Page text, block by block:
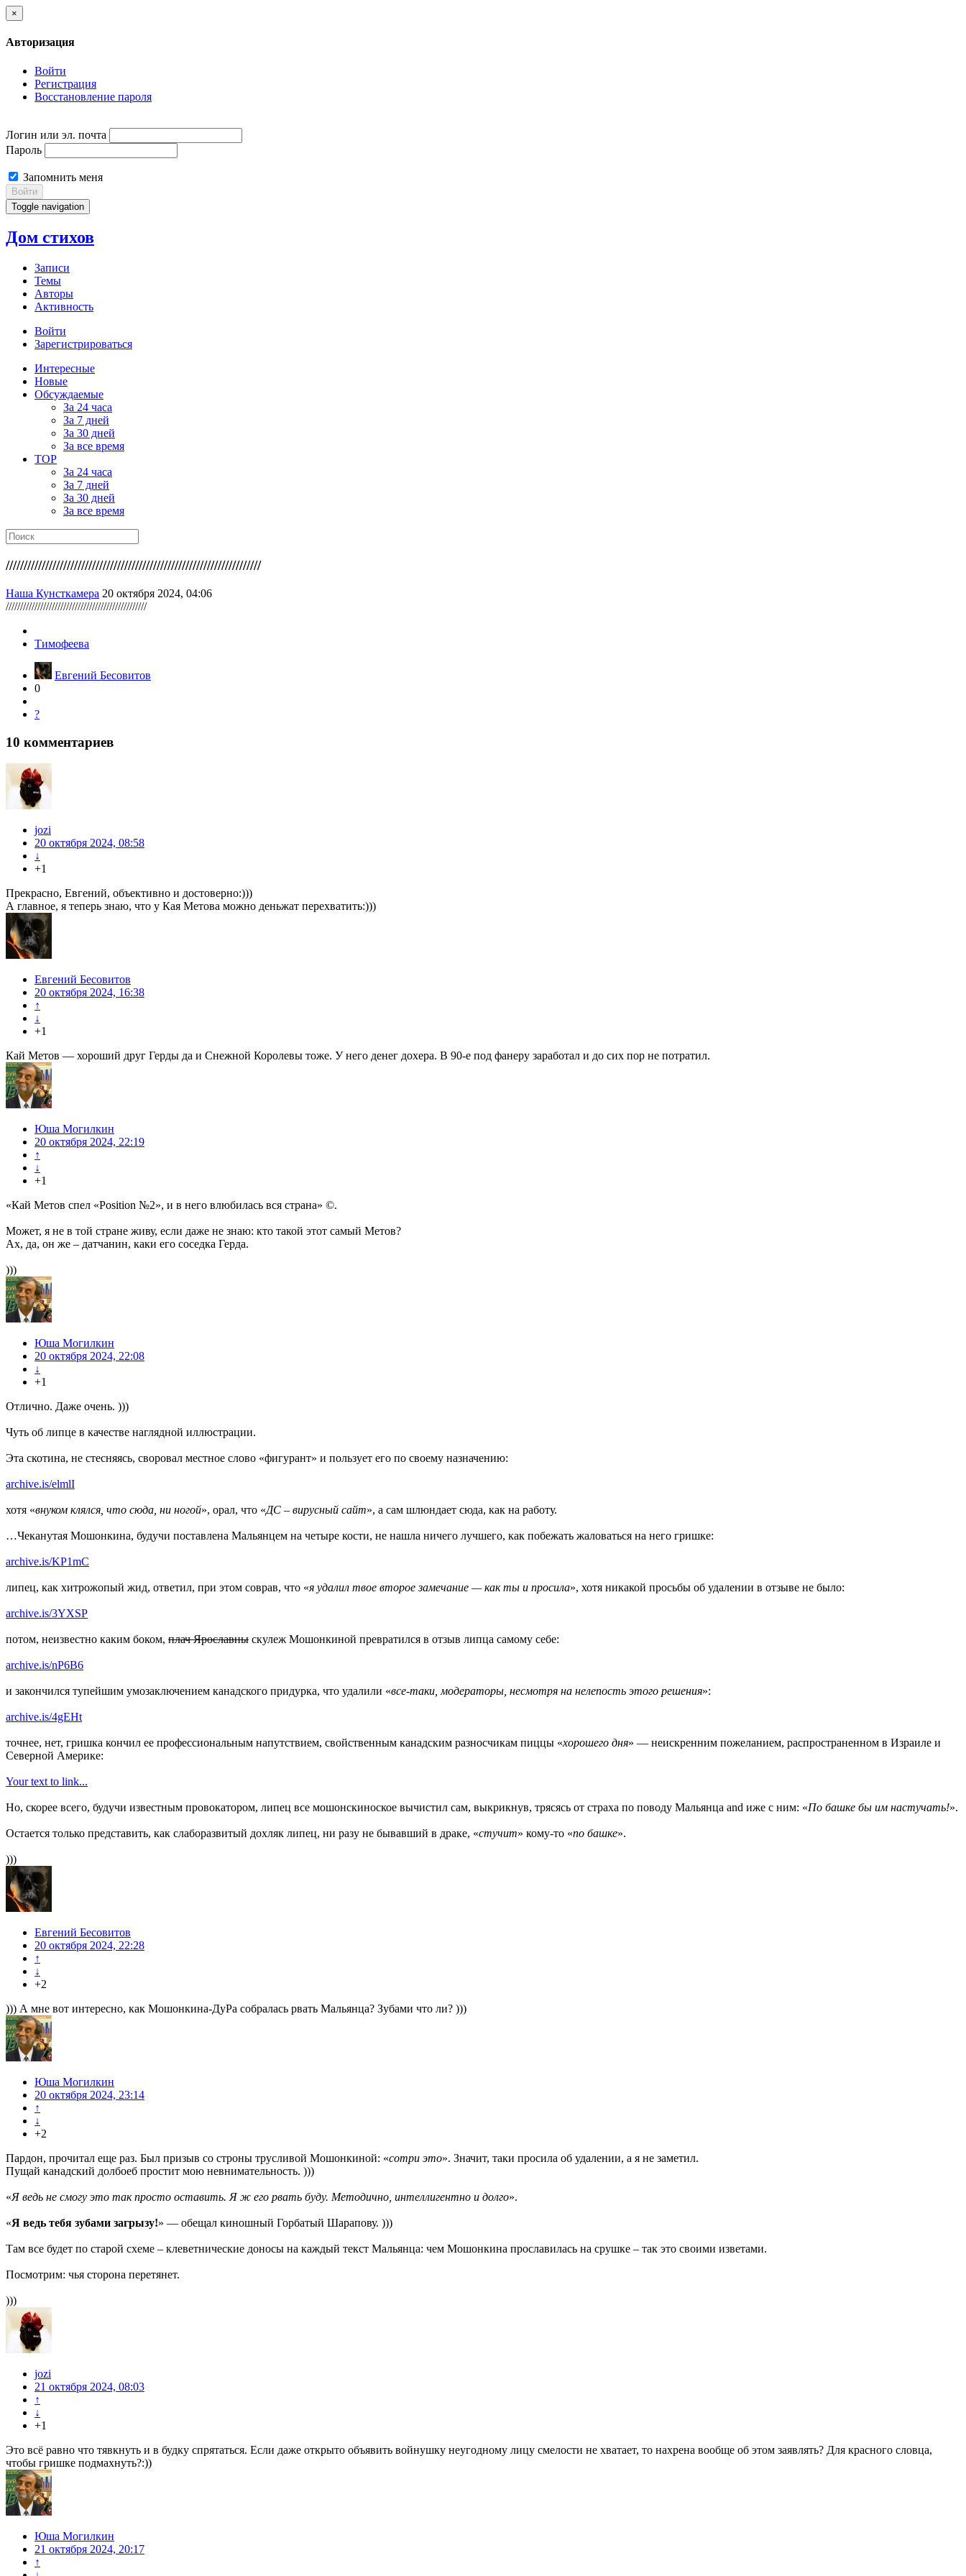
×
Авторизация
Войти
Регистрация
Восстановление пароля
Логин или эл. почта
Пароль
Запомнить меня
Войти
Toggle navigation
Дом стихов
Записи
Темы
Авторы
Активность
Войти
Зарегистрироваться
Интересные
Новые
Обсуждаемые
За 24 часа
За 7 дней
За 30 дней
За все время
TOP
За 24 часа
За 7 дней
За 30 дней
За все время
///////////////////////////////////////////////////////////////////////
Наша Кунсткамера 20 октября 2024, 04:06
/////////////////////////////////////////////////
Тимофеева
Евгений Бесовитов
0
?
10 комментариев
jozi
20 октября 2024, 08:58
↓
+1
Прекрасно, Евгений, объективно и достоверно:)))
А главное, я теперь знаю, что у Кая Метова можно деньжат перехватить:)))
Евгений Бесовитов
20 октября 2024, 16:38
↑
↓
+1
Кай Метов — хороший друг Герды да и Снежной Королевы тоже. У него денег дохера. В 90-е под фанеру заработал и до сих пор не потратил.
Юша Могилкин
20 октября 2024, 22:19
↑
↓
+1
«Кай Метов спел «Position №2», и в него влюбилась вся страна» ©.
Может, я не в той стране живу, если даже не знаю: кто такой этот самый Метов?
Ах, да, он же – датчанин, каки его соседка Герда.
)))
Юша Могилкин
20 октября 2024, 22:08
↓
+1
Отлично. Даже очень. )))
Чуть об липце в качестве наглядной иллюстрации.
Эта скотина, не стесняясь, своровал местное слово «фигурант» и пользует его по своему назначению:
archive.is/elmlI
хотя «внуком клялся, что сюда, ни ногой», орал, что «ДС – вирусный сайт», а сам шлюндает сюда, как на работу.
…Чеканутая Мошонкина, будучи поставлена Мальянцем на четыре кости, не нашла ничего лучшего, как побежать жаловаться на него гришке:
archive.is/KP1mC
липец, как хитрожопый жид, ответил, при этом соврав, что «я удалил твое второе замечание — как ты и просила», хотя никакой просьбы об удалении в отзыве не было:
archive.is/3YXSP
потом, неизвестно каким боком, плач Ярославны скулеж Мошонкиной превратился в отзыв липца самому себе:
archive.is/nP6B6
и закончился тупейшим умозаключением канадского придурка, что удалили «все-таки, модераторы, несмотря на нелепость этого решения»:
archive.is/4gEHt
точнее, нет, гришка кончил ее профессиональным напутствием, свойственным канадским разносчикам пиццы «хорошего дня» — неискренним пожеланием, распространенном в Израиле и
Северной Америке:
Your text to link...
Но, скорее всего, будучи известным провокатором, липец все мошонскиноское вычистил сам, выкрикнув, трясясь от страха по поводу Мальянца and иже с ним: «По башке бы им настучать!».
Остается только представить, как слаборазвитый дохляк липец, ни разу не бывавший в драке, «стучит» кому-то «по башке».
)))
Евгений Бесовитов
20 октября 2024, 22:28
↑
↓
+2
))) А мне вот интересно, как Мошонкина-ДуРа собралась рвать Мальянца? Зубами что ли? )))
Юша Могилкин
20 октября 2024, 23:14
↑
↓
+2
Пардон, прочитал еще раз. Был призыв со строны трусливой Мошонкиной: «сотри это». Значит, таки просила об удалении, а я не заметил.
Пущай канадский долбоеб простит мою невнимательность. )))
«Я ведь не смогу это так просто оставить. Я ж его рвать буду. Методично, интеллигентно и долго».
«Я ведь тебя зубами загрызу!» — обещал киношный Горбатый Шарапову. )))
Там все будет по старой схеме – клеветнические доносы на каждый текст Мальянца: чем Мошонкина прославилась на срушке – так это своими изветами.
Посмотрим: чья сторона перетянет.
)))
jozi
21 октября 2024, 08:03
↑
↓
+1
Это всё равно что тявкнуть и в будку спрятаться. Если даже открыто объявить войнушку неугодному лицу смелости не хватает, то нахрена вообще об этом заявлять? Для красного словца,
чтобы гришке подмахнуть?:))
Юша Могилкин
21 октября 2024, 20:17
↑